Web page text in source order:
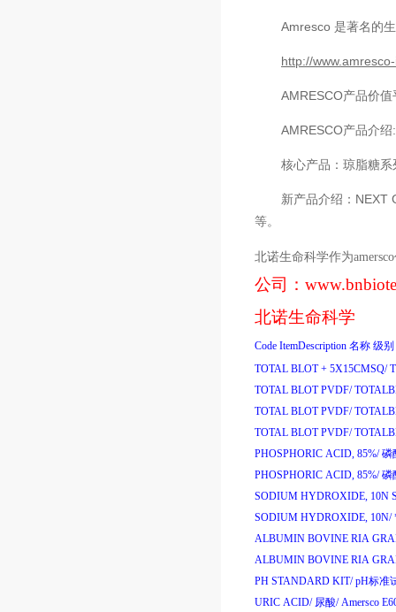
Amresco 是著名的
http://
AMRESCO产品价
AMRESCO产品介绍
核心产品：琼脂糖
新产品介绍： NEXT
等。
北诺生命科学作为amersco
公司：
北诺生命科学
Code ItemDescription 名称 级别
TOTAL BLOT + 5X15CMSQ/
TOTAL BLOT PVDF/
TOTAL BLOT PVDF/
TOTAL BLOT PVDF/
PHOSPHORIC ACID, 85%/ 磷
PHOSPHORIC ACID, 85%/ 磷
SODIUM HYDROXIDE, 10N
SODIUM HYDROXIDE, 10N/
ALBUMIN BOVINE RIA
ALBUMIN BOVINE RIA
PH STANDARD KIT/ pH标准
URIC ACID/ 尿酸/ Amersco